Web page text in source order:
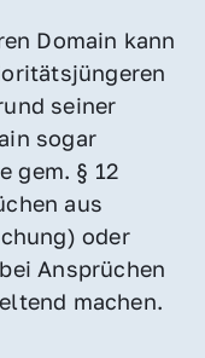
Domain kann
seiner
sogar
gem. § 12
aus
oder
Ansprüchen
machen.